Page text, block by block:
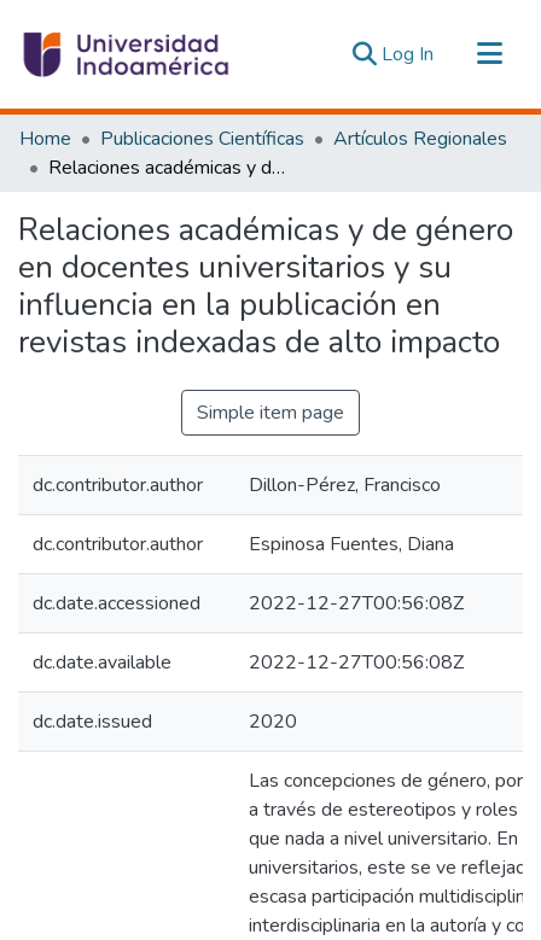
Log In (current)
Communities & Collections
All of DSpace
Estadísticas Externas
Home Publicaciones Científicas
Artículos Regionales
Relaciones académicas y de género en docentes universitarios y su influencia en la publicación en revistas indexadas de alto impacto
Relaciones académicas y de género
en docentes universitarios y su
influencia en la publicación en
revistas indexadas de alto impacto
Simple item page
dc.contributor.author Dillon-Pérez, Francisco
dc.contributor.author Espinosa Fuentes, Diana
dc.date.accessioned 2022-12-27T00:56:08Z
dc.date.available 2022-12-27T00:56:08Z
dc.date.issued 2020
Las concepciones de género, por
a través de estereotipos y roles
que nada a nivel universitario. En
universitarios, este se ve
escasa participación
interdisciplinaria en la autoría y